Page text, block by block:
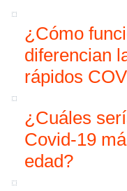
¿Cómo
diferencian
rápidos
¿Cuáles
Covid-19
edad?